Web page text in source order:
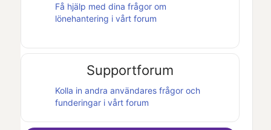
Få hjälp med dina frågor om
lönehantering i vårt forum
Supportforum
Kolla in andra användares frågor och
funderingar i vårt forum